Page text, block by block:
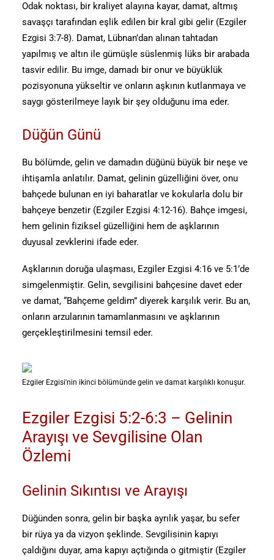
Odak noktası, bir kraliyet alayına kayar, damat, altmış
savaşçı tarafından eşlik edilen bir kral gibi gelir (Ezgiler
Ezgisi 3:7-8). Damat, Lübnan’dan alınan tahtadan
yapılmış ve altın ile gümüşle süslenmiş lüks bir arabada
tasvir edilir. Bu imge, damadı bir onur ve büyüklük
pozisyonuna yükseltir ve onların aşkının kutlanmaya ve
saygı gösterilmeye layık bir şey olduğunu ima eder.
Düğün Günü
Bu bölümde, gelin ve damadın düğünü büyük bir neşe ve
ihtişamla anlatılır. Damat, gelinin güzelliğini över, onu
bahçede bulunan en iyi baharatlar ve kokularla dolu bir
bahçeye benzetir (Ezgiler Ezgisi 4:12-16). Bahçe imgesi,
hem gelinin fiziksel güzelliğini hem de aşklarının
duyusal zevklerini ifade eder.
Aşklarının doruğa ulaşması, Ezgiler Ezgisi 4:16 ve 5:1’de
simgelenmiştir. Gelin, sevgilisini bahçesine davet eder
ve damat, “Bahçeme geldim” diyerek karşılık verir. Bu an,
onların arzularının tamamlanmasını ve aşklarının
gerçekleştirilmesini temsil eder.
Ezgiler Ezgisi'nin ikinci bölümünde gelin ve damat karşılıklı konuşur.
Ezgiler Ezgisi 5:2-6:3 – Gelinin
Arayışı ve Sevgilisine Olan
Özlemi
Gelinin Sıkıntısı ve Arayışı
Düğünden sonra, gelin bir başka ayrılık yaşar, bu sefer
bir rüya ya da vizyon şeklinde. Sevgilisinin kapıyı
çaldığını duyar, ama kapıyı açtığında o gitmiştir (Ezgiler